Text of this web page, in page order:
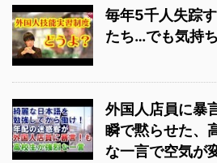
毎年5千人失踪
たち…でも気持
外国人店員に暴
瞬で黙らせた、
な一言で空気が